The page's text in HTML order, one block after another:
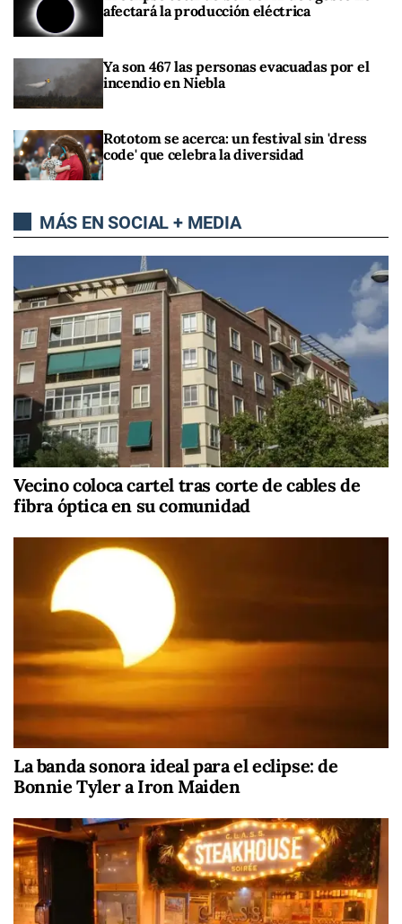
afectará la producción eléctrica
Ya son 467 las personas evacuadas por el
incendio en Niebla
Rototom se acerca: un festival sin 'dress
code' que celebra la diversidad
MÁS EN SOCIAL + MEDIA
Vecino coloca cartel tras corte de cables de
fibra óptica en su comunidad
La banda sonora ideal para el eclipse: de
Bonnie Tyler a Iron Maiden